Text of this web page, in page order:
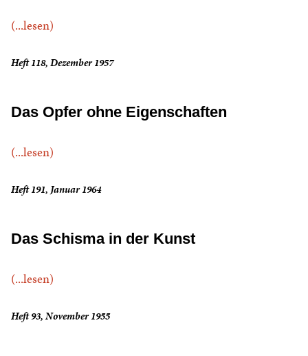
(...lesen)
Heft 118, Dezember 1957
Das Opfer ohne Eigenschaften
(...lesen)
Heft 191, Januar 1964
Das Schisma in der Kunst
(...lesen)
Heft 93, November 1955